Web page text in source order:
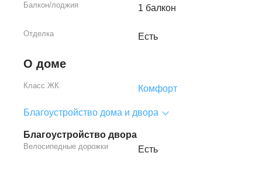
Балкон/лоджия 1 балкон
Отделка Есть
О доме
Класс ЖК Комфорт
Благоустройство дома и двора
Благоустройство двора
Велосипедные дорожки Есть